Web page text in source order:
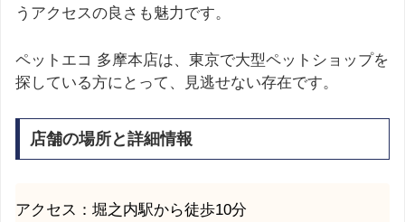
うアクセスの良さも魅力です。
ペットエコ 多摩本店は、東京で大型ペットショップを
探している方にとって、見逃せない存在です。
店舗の場所と詳細情報
アクセス：堀之内駅から徒歩10分